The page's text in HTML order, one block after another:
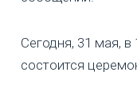
Сегодня, 31 мая,
состоится